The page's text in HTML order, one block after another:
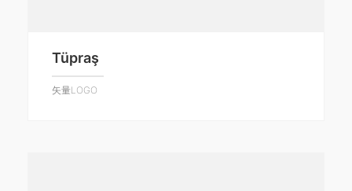
Tüpraş
矢量LOGO